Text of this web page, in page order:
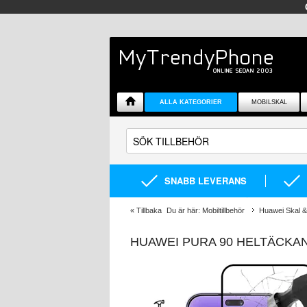
ALLA KATEGORIER MOBILSKAL
SNABB LEVERANS
« Tillbaka Du är här: Mobiltillbehör Huawei Skal
HUAWEI PURA 90